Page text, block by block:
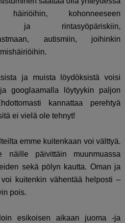
häiriöihin, kohonneeseen
ja rintasyöpäriskiin,
autismiin, joihinkin
ja muista löydöksistä voisi
googlaamalla löytyykin paljon
kannattaa perehtyä
ei vielä ole tehnyt!
emme kuitenkaan voi välttyä.
näille päivittäin muunmuassa
sekä pölyn kautta. Oman ja
voi kuitenkin vähentää helposti –
pois.
esikoisen aikaan juoma -ja